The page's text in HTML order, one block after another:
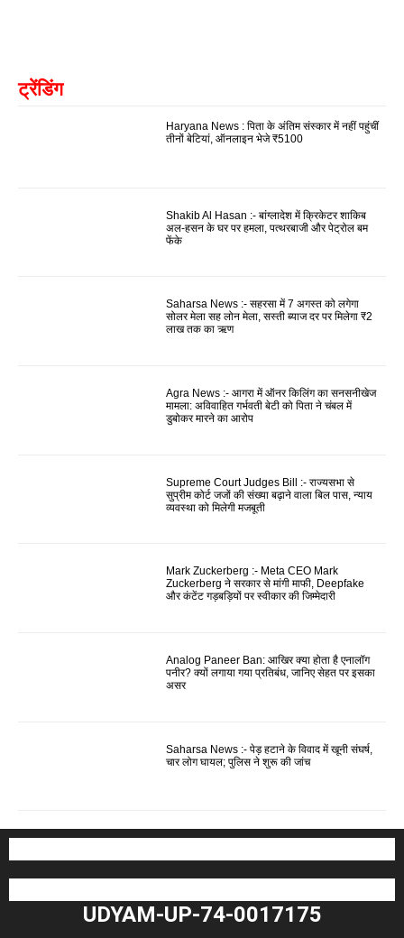
ट्रेंडिंग
Haryana News : पिता के अंतिम संस्कार में नहीं पहुंचीं
तीनों बेटियां, ऑनलाइन भेजे ₹5100
Shakib Al Hasan :- बांग्लादेश में क्रिकेटर शाकिब
अल-हसन के घर पर हमला, पत्थरबाजी और पेट्रोल बम
फेंके
Saharsa News :- सहरसा में 7 अगस्त को लगेगा
सोलर मेला सह लोन मेला, सस्ती ब्याज दर पर मिलेगा ₹2
लाख तक का ऋण
Agra News :- आगरा में ऑनर किलिंग का सनसनीखेज
मामला: अविवाहित गर्भवती बेटी को पिता ने चंबल में
डुबोकर मारने का आरोप
Supreme Court Judges Bill :- राज्यसभा से
सुप्रीम कोर्ट जजों की संख्या बढ़ाने वाला बिल पास, न्याय
व्यवस्था को मिलेगी मजबूती
Mark Zuckerberg :- Meta CEO Mark
Zuckerberg ने सरकार से मांगी माफी, Deepfake
और कंटेंट गड़बड़ियों पर स्वीकार की जिम्मेदारी
Analog Paneer Ban: आखिर क्या होता है एनालॉग
पनीर? क्यों लगाया गया प्रतिबंध, जानिए सेहत पर इसका
असर
Saharsa News :- पेड़ हटाने के विवाद में खूनी संघर्ष,
चार लोग घायल; पुलिस ने शुरू की जांच
UDYAM-UP-74-0017175